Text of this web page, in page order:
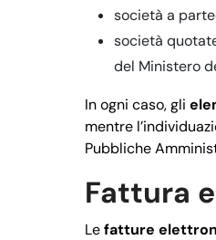
società a
società
del Ministero
In ogni caso, gli
mentre
Pubbliche
Fattura
Lefatture